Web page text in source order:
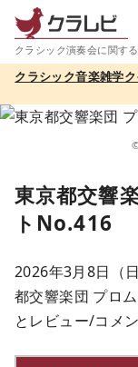
テ
ツ
クラシック演奏会に関す
クラシック音楽雑学
東京都交響
トNo.416
2026年3月8日（
都交響楽団 プロ
とレビュー/コメ